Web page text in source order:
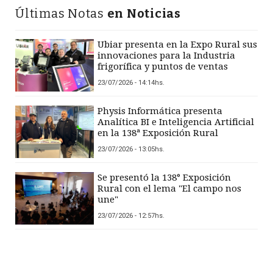
Últimas Notas en Noticias
Ubiar presenta en la Expo Rural sus
innovaciones para la Industria
frigorífica y puntos de ventas
23/07/2026 - 14:14hs.
Physis Informática presenta
Analítica BI e Inteligencia Artificial
en la 138ª Exposición Rural
23/07/2026 - 13:05hs.
Se presentó la 138° Exposición
Rural con el lema "El campo nos
une"
23/07/2026 - 12:57hs.